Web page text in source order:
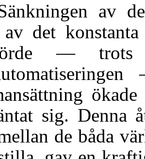
av
av det
— trots
sig. Denna
de båda